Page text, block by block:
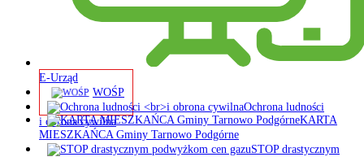
E-Urząd
WOŚP
Ochrona ludności
i obrona cywilna
KARTA
MIESZKAŃCA Gminy Tarnowo Podgórne
STOP drastycznym